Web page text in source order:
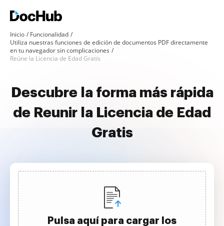
Inicio
Funcionalidad
Utiliza nuestras funciones de edición de documentos PDF directamente
en tu navegador sin complicaciones
Reúne la Licencia de Edad Gratis
Descubre la forma más rápida
de Reunir la Licencia de Edad
Gratis
Pulsa aquí para cargar los